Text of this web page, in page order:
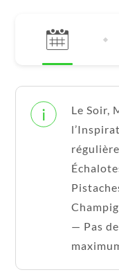
Le Soir,
— Pas